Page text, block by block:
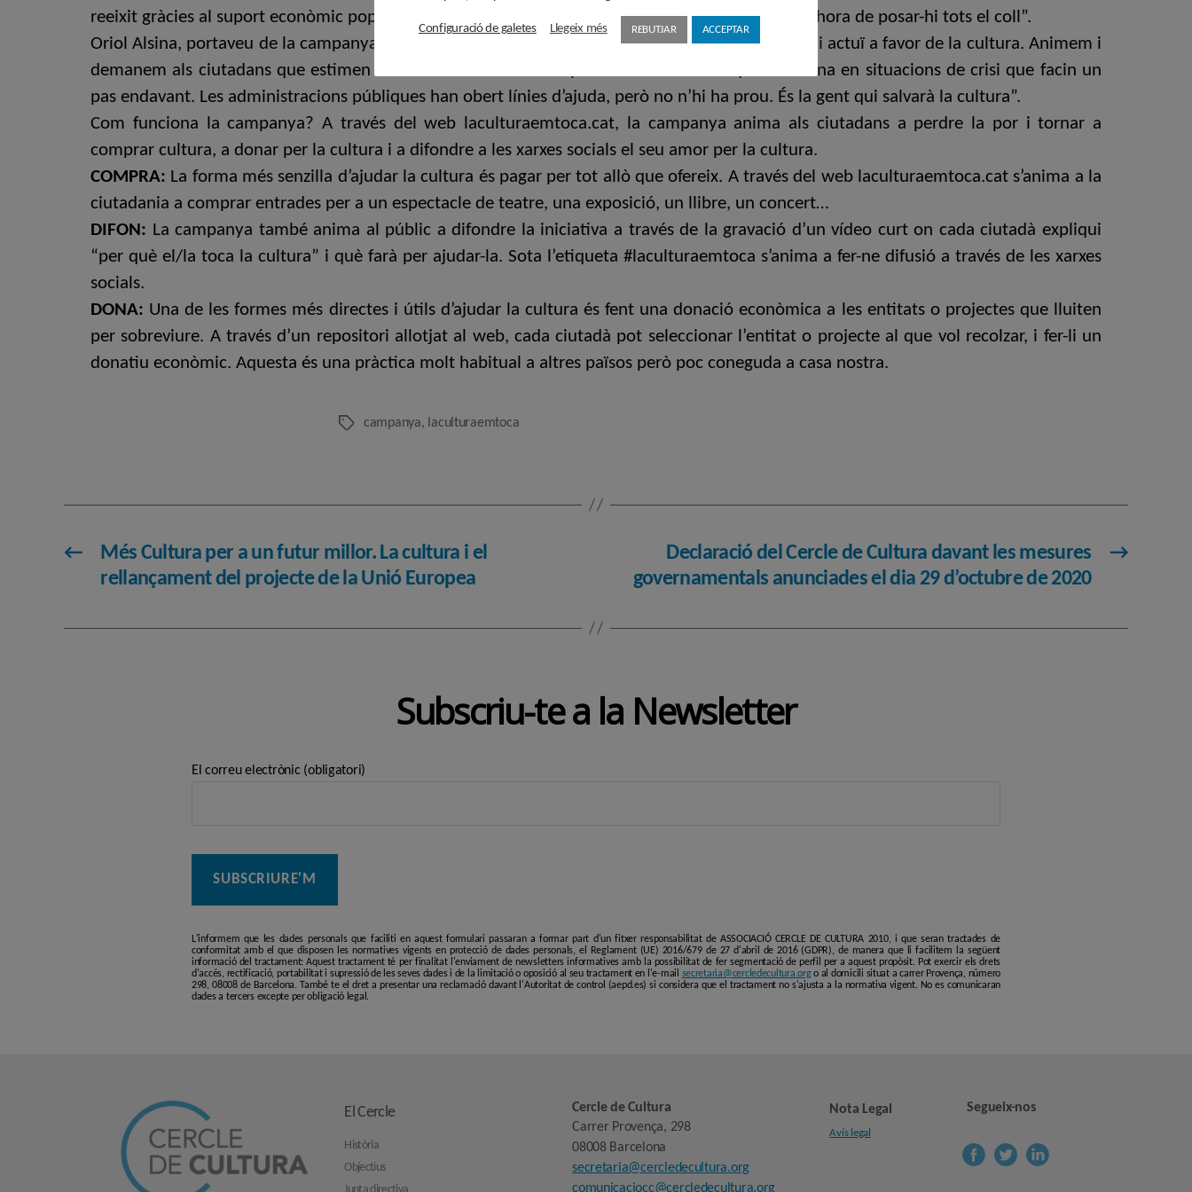
reeixit gràcies al suport econòmic popular”, i ha fet una apel·lació final: “Per un país culte ara és hora de posar-hi tots el coll”.
Oriol Alsina, portaveu de la campanya, ha afirmat que “volem que el públic s’impliqui, reaccioni i actuï a favor de la cultura. Animem i
demanem als ciutadans que estimen la cultura i entenen la importància de tot allò que ens dona en situacions de crisi que facin un
pas endavant. Les administracions públiques han obert línies d’ajuda, però no n’hi ha prou. És la gent qui salvarà la cultura”.
Com funciona la campanya? A través del web laculturaemtoca.cat, la campanya anima als ciutadans a perdre la por i tornar a
comprar cultura, a donar per la cultura i a difondre a les xarxes socials el seu amor per la cultura.
COMPRA: La forma més senzilla d’ajudar la cultura és pagar per tot allò que ofereix. A través del web laculturaemtoca.cat s’anima a la
ciutadania a comprar entrades per a un espectacle de teatre, una exposició, un llibre, un concert…
DIFON: La campanya també anima al públic a difondre la iniciativa a través de la gravació d’un vídeo curt on cada ciutadà expliqui
“per què el/la toca la cultura” i què farà per ajudar-la. Sota l’etiqueta #laculturaemtoca s’anima a fer-ne difusió a través de les xarxes
socials.
DONA: Una de les formes més directes i útils d’ajudar la cultura és fent una donació econòmica a les entitats o projectes que lluiten
per sobreviure. A través d’un repositori allotjat al web, cada ciutadà pot seleccionar l’entitat o projecte al que vol recolzar, i fer-li un
donatiu econòmic. Aquesta és una pràctica molt habitual a altres països però poc coneguda a casa nostra.
Etiquetescampanya, laculturaemtoca
←
Més Cultura per a un futur millor. La cultura i el
rellançament del projecte de la Unió Europea
→
Declaració del Cercle de Cultura davant les mesures
governamentals anunciades el dia 29 d’octubre de 2020
Subscriu-te a la Newsletter
El correu electrònic (obligatori)
L'informem que les dades personals que faciliti en aquest formulari passaran a formar part d'un fitxer responsabilitat de ASSOCIACIÓ CERCLE DE CULTURA 2010, i que seran tractades de
conformitat amb el que disposen les normatives vigents en protecció de dades personals, el Reglament (UE) 2016/679 de 27 d'abril de 2016 (GDPR), de manera que li facilitem la següent
informació del tractament: Aquest tractament té per finalitat l'enviament de newsletters informatives amb la possibilitat de fer segmentació de perfil per a aquest propòsit. Pot exercir els drets
d'accés, rectificació, portabilitat i supressió de les seves dades i de la limitació o oposició al seu tractament en l'e-mail secretaria@cercledecultura.orgo al domicili situat a carrer Provença, número
298, 08008 de Barcelona. També te el dret a presentar una reclamació davant l'Autoritat de control (aepd.es) si considera que el tractament no s'ajusta a la normativa vigent. No es comunicaran
dades a tercers excepte per obligació legal.
El Cercle
Història
Objectius
Cercle de Cultura
Carrer Provença, 298
08008 Barcelona
secretaria@cercledecultura.org
comunicaciocc@cercledecultura.org
Nota Legal
Avís legal
Segueix-nos
Configuració de galetes Llegeix més REBUTJAR ACCEPTAR